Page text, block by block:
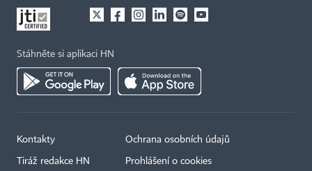
Stáhněte si aplikaci HN
Kontakty
Tiráž redakce HN
Ochrana osobních údajů
Prohlášení o cookies